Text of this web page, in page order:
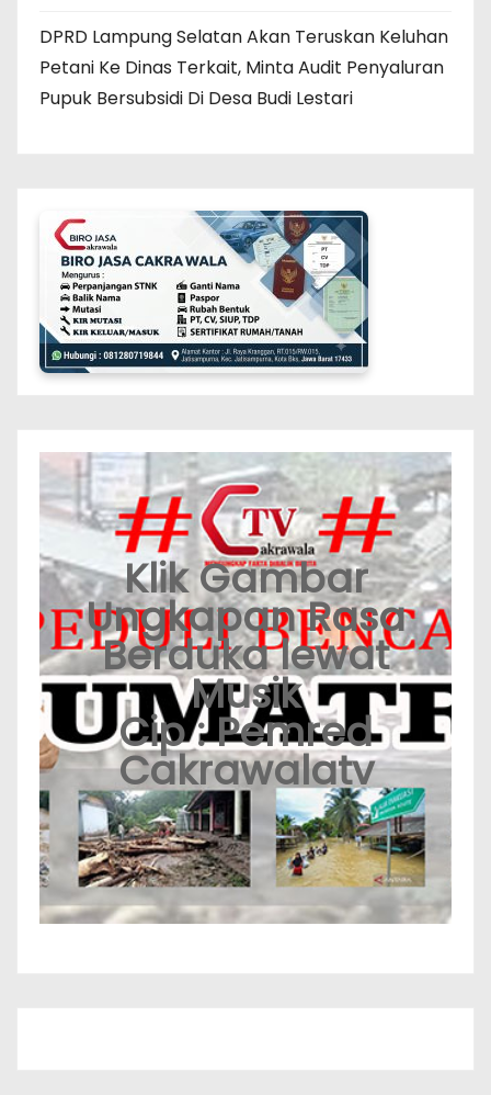
DPRD Lampung Selatan Akan Teruskan Keluhan
Petani Ke Dinas Terkait, Minta Audit Penyaluran
Pupuk Bersubsidi Di Desa Budi Lestari
Klik Gambar
Ungkapan Rasa
Berduka lewat
Musik
Cip : Pemred
Cakrawalatv